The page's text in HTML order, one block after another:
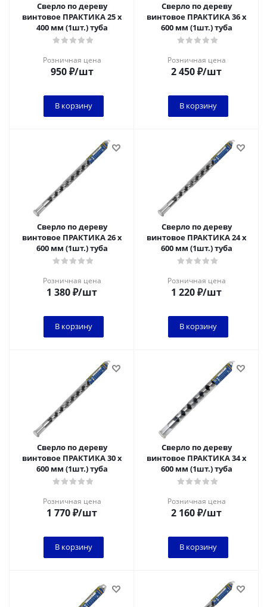
Сверло по дереву
винтовое ПРАКТИКА 25 х
400 мм (1шт.) туба
Розничная цена
950₽/шт
В корзину
Сверло по дереву
винтовое ПРАКТИКА 36 х
600 мм (1шт.) туба
Розничная цена
2 450₽/шт
В корзину
Сверло по дереву
винтовое ПРАКТИКА 26 х
600 мм (1шт.) туба
Розничная цена
1 380₽/шт
В корзину
Сверло по дереву
винтовое ПРАКТИКА 24 х
600 мм (1шт.) туба
Розничная цена
1 220₽/шт
В корзину
Сверло по дереву
винтовое ПРАКТИКА 30 х
600 мм (1шт.) туба
Розничная цена
1 770₽/шт
В корзину
Сверло по дереву
винтовое ПРАКТИКА 34 х
600 мм (1шт.) туба
Розничная цена
2 160₽/шт
В корзину